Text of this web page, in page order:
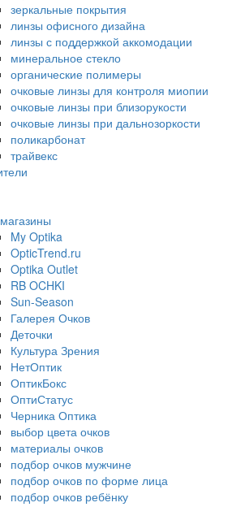
зеркальные покрытия
линзы офисного дизайна
линзы с поддержкой аккомодации
минеральное стекло
органические полимеры
очковые линзы для контроля миопии
очковые линзы при близорукости
очковые линзы при дальнозоркости
поликарбонат
трайвекс
My Optika
OpticTrend.ru
Optika Outlet
RB OCHKI
Sun-Season
Галерея Очков
Деточки
Культура Зрения
НетОптик
ОптикБокс
ОптиСтатус
Черника Оптика
выбор цвета очков
материалы очков
подбор очков мужчине
подбор очков по форме лица
подбор очков ребёнку